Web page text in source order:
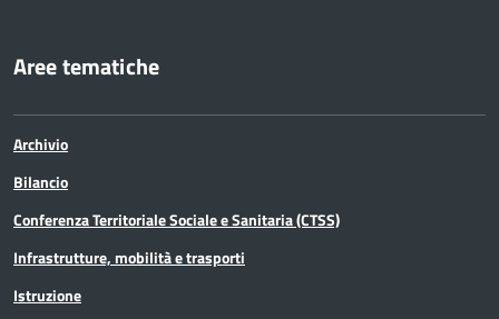
Aree tematiche
Archivio
Bilancio
Conferenza Territoriale Sociale e Sanitaria (CTSS)
Infrastrutture, mobilità e trasporti
Istruzione